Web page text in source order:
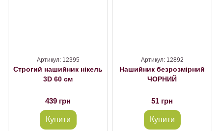
Артикул: 12395
Строгий нашийник нікель
3D 60 см
439 грн
Купити
Артикул: 12892
Нашийник безрозмірний
ЧОРНИЙ
51 грн
Купити